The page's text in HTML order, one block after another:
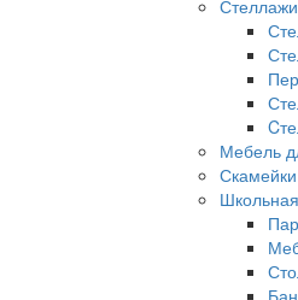
Мебель